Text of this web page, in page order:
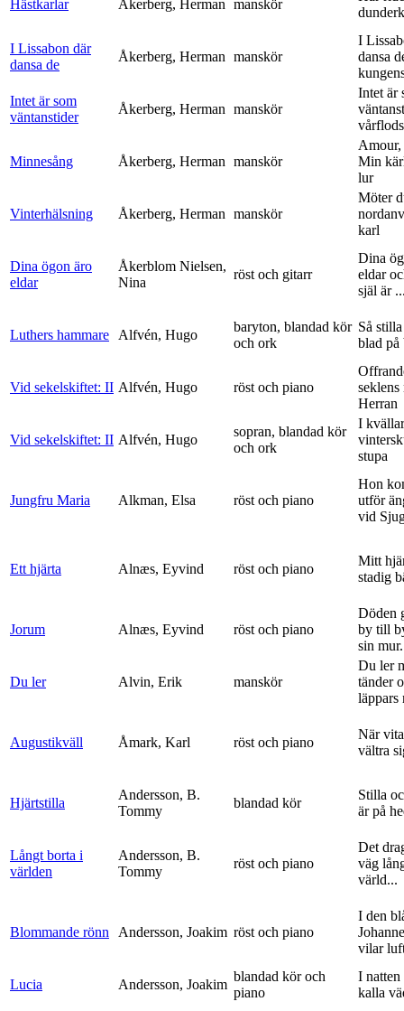
Hästkarlar Åkerberg, Herman manskör
I Lissabon där
dansa de
Åkerberg, Herman manskör
I
dansa
Intet är som
väntanstider
Åkerberg, Herman manskör
Intet är
Minnesång Åkerberg, Herman manskör
Min
lur
Vinterhälsning Åkerberg, Herman manskör
Möter
karl
Dina ögon äro
eldar
Åkerblom Nielsen,
Nina
röst och gitarr
Dina
eldar
själ är
Luthers hammare Alfvén, Hugo
baryton, blandad kör
och ork
Så
blad på
Vid sekelskiftet: II Alfvén, Hugo röst och piano
Herran
Vid sekelskiftet: II Alfvén, Hugo
sopran, blandad kör
och ork
I
stupa
Jungfru Maria Alkman, Elsa röst och piano
Hon
utför
vid
Ett hjärta Alnæs, Eyvind röst och piano
Mitt
stadig
Jorum Alnæs, Eyvind röst och piano
Döden
by till
sin
Du ler Alvin, Erik manskör
Du ler
tänder
läppars
Augustikväll Åmark, Karl röst och piano
När
vältra
Hjärtstilla
Andersson, B.
Tommy
blandad kör
Stilla
är på
Långt borta i
världen
Andersson, B.
Tommy
röst och piano
Det
väg
värld...
Blommande rönn Andersson, Joakim röst och piano
I den
vilar
Lucia Andersson, Joakim
blandad kör och
piano
I natten
kalla